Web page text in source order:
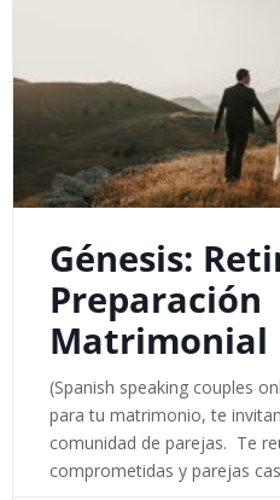
Génesis:
Preparación
Matrimonial
(Spanish speaking couples
para tu matrimonio, te
comunidad de parejas. Te
comprometidas y parejas